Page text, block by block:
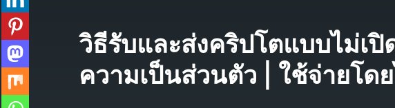
วิธีรับและส่งคริปโตแบบไม่เ
ความเป็นส่วนตัว | ใช้จ่ายโด